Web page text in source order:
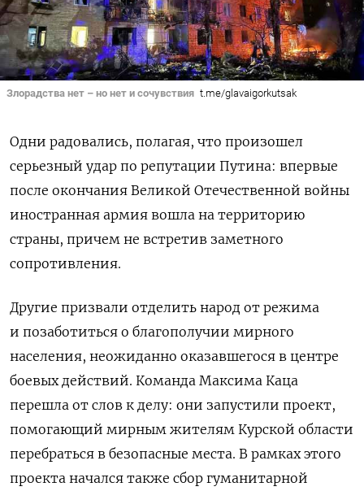
Злорадства нет – но нет и сочувствия t.me/glavaigorkutsak
Одни радовались, полагая, что произошел
серьезный удар по репутации Путина: впервые
после окончания Великой Отечественной войны
иностранная армия вошла на территорию
страны, причем не встретив заметного
сопротивления.
Другие призвали отделить народ от режима
и позаботиться о благополучии мирного
населения, неожиданно оказавшегося в центре
боевых действий. Команда Максима Каца
перешла от слов к делу: они запустили проект,
помогающий мирным жителям Курской области
перебраться в безопасные места. В рамках этого
проекта начался также сбор гуманитарной